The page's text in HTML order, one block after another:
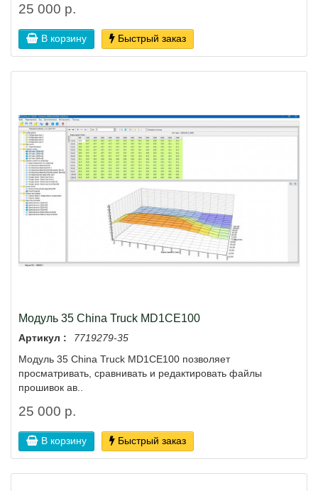
25 000 р.
В корзину Быстрый заказ
Модуль 35 China Truck MD1CE100
Артикул :
7719279-35
Модуль 35 China Truck MD1CE100 позволяет
просматривать, сравнивать и редактировать файлы
прошивок ав..
25 000 р.
В корзину Быстрый заказ